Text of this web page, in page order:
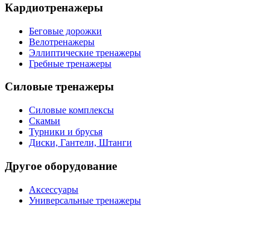
Кардиотренажеры
Беговые дорожки
Велотренажеры
Эллиптические тренажеры
Гребные тренажеры
Силовые тренажеры
Силовые комплексы
Скамьи
Турники и брусья
Диски, Гантели, Штанги
Другое оборудование
Аксессуары
Универсальные тренажеры